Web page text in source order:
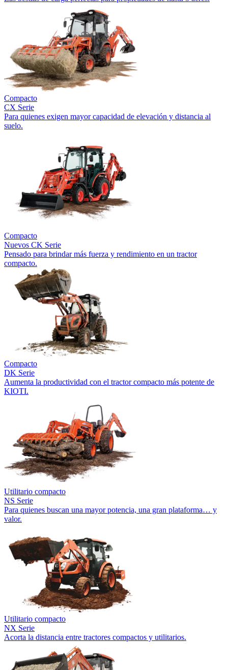
Compacto
CX Serie
Para quienes exigen mayor capacidad de elevación y distancia al
suelo.
Compacto
Nuevos CK Serie
Pensado para brindar más fuerza y rendimiento en un tractor
compacto.
Compacto
DK Serie
Aumenta la productividad con el tractor compacto más potente de
KIOTI.
Utilitario compacto
NS Serie
Para quienes buscan una mayor potencia, una gran plataforma… y
valor.
Utilitario compacto
NX Serie
Acorta la distancia entre tractores compactos y utilitarios.